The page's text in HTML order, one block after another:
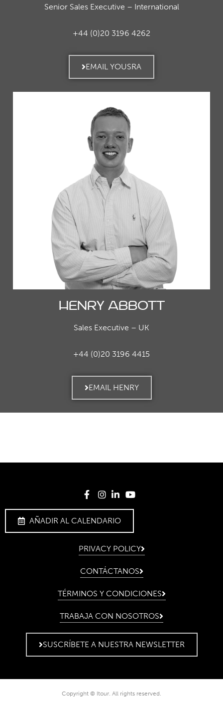
Senior Sales Executive – International
+44 (0)20 3196 4262
EMAIL YOUSRA
Henry Abbott
Sales Executive – UK
+44 (0)20 3196 4415
EMAIL HENRY
AÑADIR AL CALENDARIO
PRIVACY POLICY
CONTÁCTANOS
TÉRMINOS Y CONDICIONES
TRABAJA CON NOSOTROS
SUSCRÍBETE A NUESTRA NEWSLETTER
Copyright © Itour. All rights reserved.